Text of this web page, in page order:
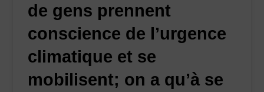
de gens prennent
conscience de l’urgence
climatique et se
mobilisent; on a qu’à se